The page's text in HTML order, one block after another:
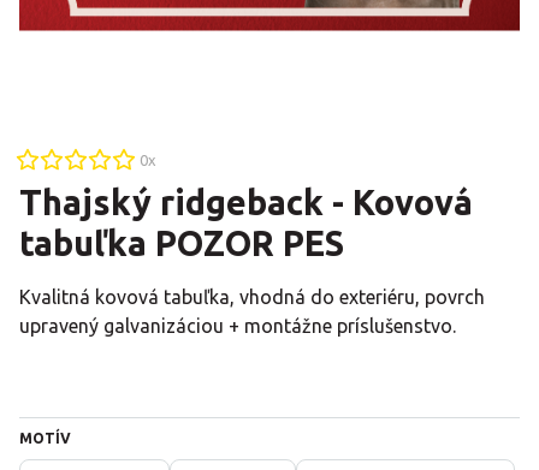
0x
Thajský ridgeback - Kovová
tabuľka POZOR PES
Kvalitná kovová tabuľka, vhodná do exteriéru, povrch
upravený galvanizáciou + montážne príslušenstvo.
MOTÍV